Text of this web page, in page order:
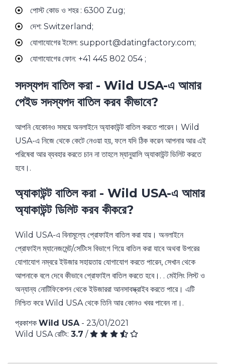
পোস্ট কোড ও শহর : 6300 Zug;
দেশ: Switzerland;
যোগাযোগের ইমেল: support@datingfactory.com;
যোগাযোগের ফোন: +41 445 802 054 ;
সদস্যপদ বাতিল করা - Wild USA-এ আমার
পেইড সদস্যপদ বাতিল করব কীভাবে?
আপনি যেকোনও সময়ে অনলাইনে অ্যাকাউন্ট বাতিল করতে পারেন। Wild
USA-এ নিজে থেকে কেটে নেওয়া হয়, ফলে যদি ঠিক করেন আপনার আর এই
পরিষেবা আর ব্যবহার করতে চান না তাহলে ম্যানুয়ালি অ্যাকাউন্ট ডিলিট করতে
হবে।.
অ্যাকাউন্ট বাতিল করা - Wild USA-এ আমার
অ্যাকাউন্ট ডিলিট করব কীকরে?
Wild USA-এ বিনামূল্যে প্রোফাইল বাতিল করা যায়। অনলাইনে
প্রোফাইল ম্যানেজমেন্ট/সেটিংস বিভাগে গিয়ে বাতিল করা যাবে অথবা উপরের
যোগাযোগ নম্বরে ইউজার সহায়তায় যোগাযোগ করতে পারেন, সেখান থেকে
আপনাকে বলে দেবে কীভাবে প্রোফাইল বাতিল করতে হবে।. . মেইলিং লিস্ট ও
অন্যান্য নোটিফিকেশন থেকে ইউজাররা আনসাবস্ক্রাইব করতে পারে। এটি
নিশ্চিত করে Wild USA থেকে তিনি আর কোনও খবর পাবেন না।.
প্রকাশক Wild USA - 23/01/2021
Wild USA রেটিং: 3.7 /